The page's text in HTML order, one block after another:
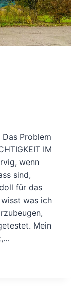
Problem
IM
wenn
sind,
für das
was ich
Mein